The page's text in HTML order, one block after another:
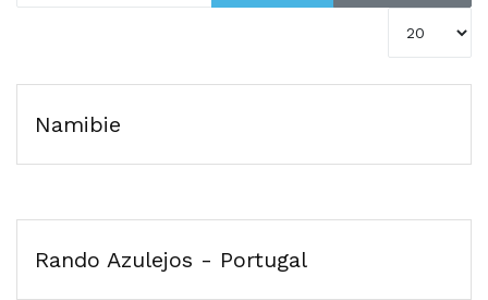
Afficher #
Namibie
Rando Azulejos - Portugal